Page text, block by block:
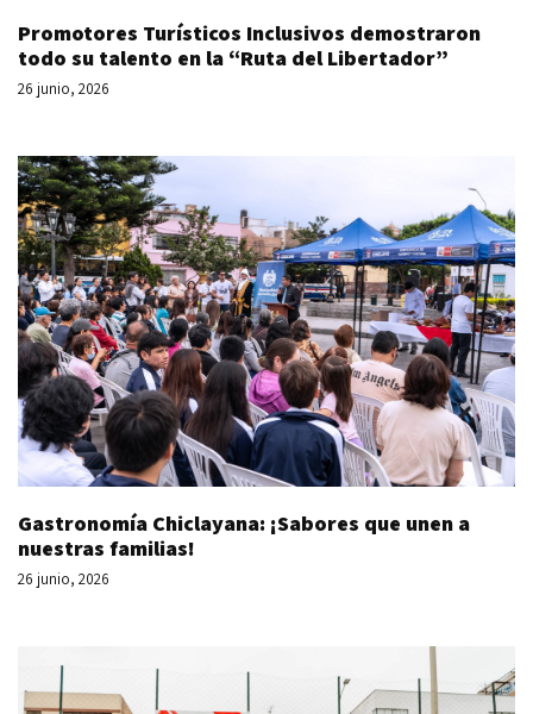
Promotores Turísticos Inclusivos demostraron
todo su talento en la “Ruta del Libertador”
26 junio, 2026
Gastronomía Chiclayana: ¡Sabores que unen a
nuestras familias!
26 junio, 2026